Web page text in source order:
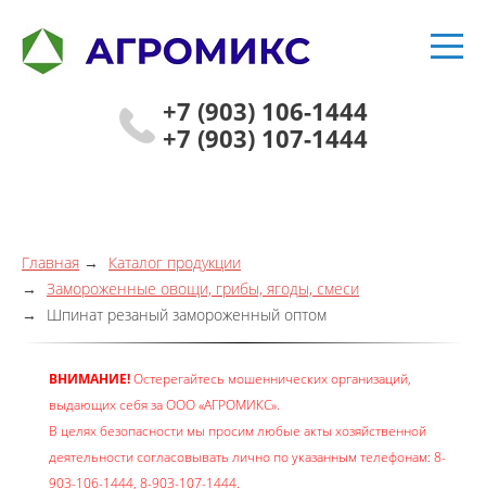
+7 (903) 106-1444
+7 (903) 107-1444
Главная
Каталог продукции
Замороженные овощи, грибы, ягоды, смеси
Шпинат резаный замороженный оптом
ВНИМАНИЕ!Остерегайтесь мошеннических организаций,
выдающих себя за ООО «АГРОМИКС».
В целях безопасности мы просим любые акты хозяйственной
деятельности согласовывать лично по указанным телефонам: 8-
903-106-1444, 8-903-107-1444.